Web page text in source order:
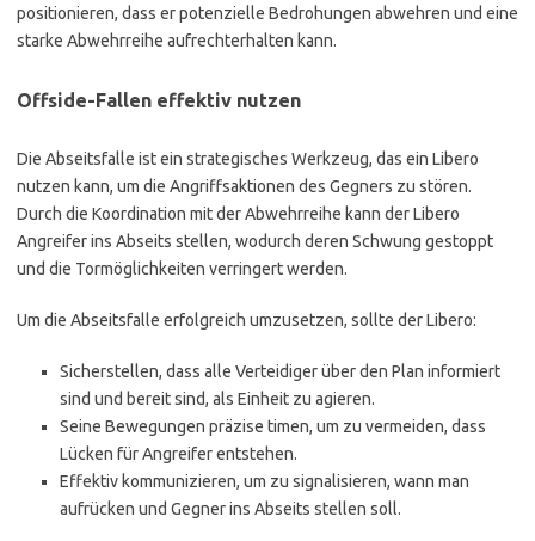
positionieren, dass er potenzielle Bedrohungen abwehren und eine
starke Abwehrreihe aufrechterhalten kann.
Offside-Fallen effektiv nutzen
Die Abseitsfalle ist ein strategisches Werkzeug, das ein Libero
nutzen kann, um die Angriffsaktionen des Gegners zu stören.
Durch die Koordination mit der Abwehrreihe kann der Libero
Angreifer ins Abseits stellen, wodurch deren Schwung gestoppt
und die Tormöglichkeiten verringert werden.
Um die Abseitsfalle erfolgreich umzusetzen, sollte der Libero:
Sicherstellen, dass alle Verteidiger über den Plan informiert
sind und bereit sind, als Einheit zu agieren.
Seine Bewegungen präzise timen, um zu vermeiden, dass
Lücken für Angreifer entstehen.
Effektiv kommunizieren, um zu signalisieren, wann man
aufrücken und Gegner ins Abseits stellen soll.